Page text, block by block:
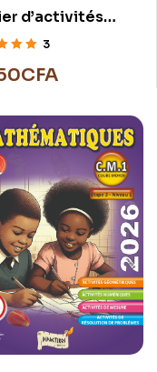
d’activités
C.M.2
3
CFA